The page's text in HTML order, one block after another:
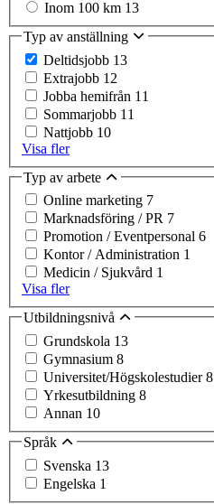
Inom 100 km 13
Typ av anställning
Deltidsjobb 13
Extrajobb 12
Jobba hemifrån 11
Sommarjobb 11
Nattjobb 10
Visa fler
Typ av arbete
Online marketing 7
Marknadsföring / PR 7
Promotion / Eventpersonal 6
Kontor / Administration 1
Medicin / Sjukvård 1
Visa fler
Utbildningsnivå
Grundskola 13
Gymnasium 8
Universitet/Högskolestudier8
Yrkesutbildning 8
Annan 10
Språk
Svenska 13
Engelska 1